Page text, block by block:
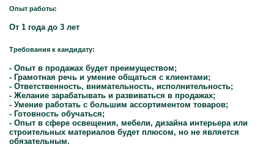
Опыт работы:
От 1 года до 3 лет
Требования к кандидату:
- Опыт в продажах будет преимуществом;
- Грамотная речь и умение общаться с клиентами;
- Ответственность, внимательность, исполнительность;
- Желание зарабатывать и развиваться в продажах;
- Умение работать с большим ассортиментом товаров;
- Готовность обучаться;
- Опыт в сфере освещения, мебели, дизайна интерьера или
строительных материалов будет плюсом, но не является
обязательным.